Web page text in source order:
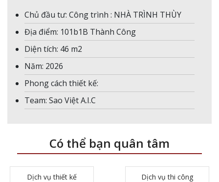
Chủ đầu tư: Công trình : NHÀ TRÌNH THÙY
Địa điểm: 101b1B Thành Công
Diện tích: 46 m2
Năm: 2026
Phong cách thiết kế:
Team: Sao Việt A.I.C
Có thể bạn quân tâm
Dịch vụ thiết kế Dịch vụ thi công